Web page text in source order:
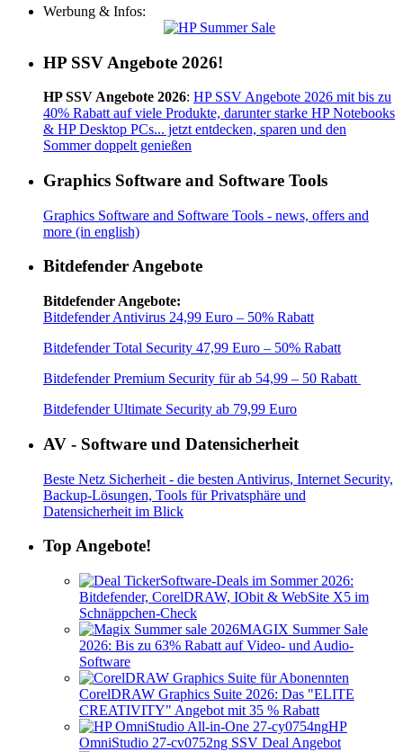
Werbung & Infos:
HP SSV Angebote 2026!
HP SSV Angebote 2026: HP SSV Angebote 2026 mit bis zu
40% Rabatt auf viele Produkte, darunter starke HP Notebooks
& HP Desktop PCs... jetzt entdecken, sparen und den
Sommer doppelt genießen
Graphics Software and Software Tools
Graphics Software and Software Tools - news, offers and
more (in english)
Bitdefender Angebote
Bitdefender Angebote:
Bitdefender Antivirus 24,99 Euro – 50% Rabatt
Bitdefender Total Security 47,99 Euro – 50% Rabatt
Bitdefender Premium Security für ab 54,99 – 50 Rabatt
Bitdefender Ultimate Security ab 79,99 Euro
AV - Software und Datensicherheit
Beste Netz Sicherheit - die besten Antivirus, Internet Security,
Backup-Lösungen, Tools für Privatsphäre und
Datensicherheit im Blick
Top Angebote!
Software-Deals im Sommer 2026:
Bitdefender, CorelDRAW, IObit & WebSite X5 im
Schnäppchen-Check
MAGIX Summer Sale
2026: Bis zu 63% Rabatt auf Video- und Audio-
Software
CorelDRAW Graphics Suite 2026: Das "ELITE
CREATIVITY" Angebot mit 35 % Rabatt
HP
OmniStudio 27-cv0752ng SSV Deal Angebot